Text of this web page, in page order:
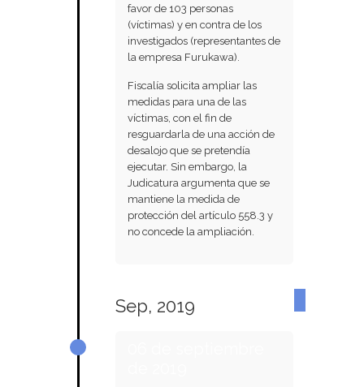
favor de 103 personas
(víctimas) y en contra de los
investigados (representantes de
la empresa Furukawa).
Fiscalía solicita ampliar las
medidas para una de las
víctimas, con el fin de
resguardarla de una acción de
desalojo que se pretendía
ejecutar. Sin embargo, la
Judicatura argumenta que se
mantiene la medida de
protección del artículo 558.3 y
no concede la ampliación.
Sep, 2019